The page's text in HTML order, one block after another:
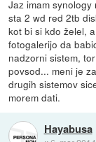
Jaz imam
sta 2 wd red 2tb
kot bi si kdo želel,
fotogalerijo da
nadzorni sistem,
povsod... meni je
drugih sistemov
morem dati.
Hayabusa